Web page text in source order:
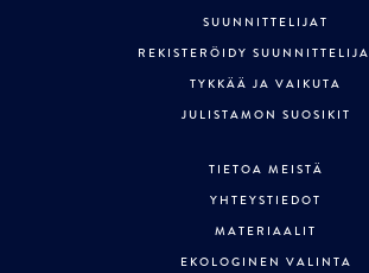
SUUNNITTELIJAT
REKISTERÖIDY
TYKKÄÄ JA VAIKUTA
JULISTAMON SUOSIKIT
TIETOA MEISTÄ
YHTEYSTIEDOT
MATERIAALIT
EKOLOGINEN VALINTA